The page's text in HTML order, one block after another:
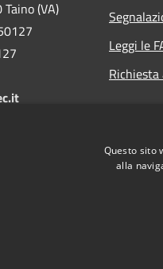
(VA)
Leggi le
Questo sito
alla